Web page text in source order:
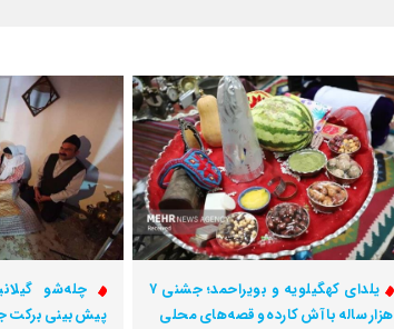
یلدای کهگیلویه و بویراحمد؛ جشنی ۷
هزار ساله با آش کارده و قصه‌های محلی
چله‌شو
پیش‌بینی برکت